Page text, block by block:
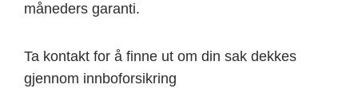
måneders garanti.
Ta kontakt for å finne ut om din sak dekkes
gjennom innboforsikring